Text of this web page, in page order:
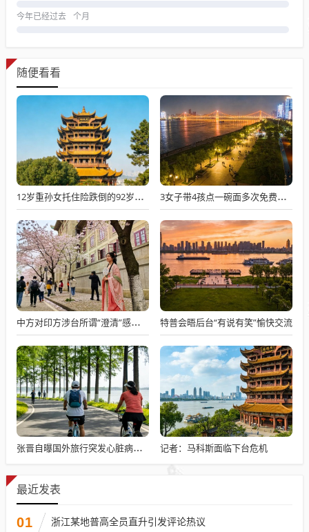
今年已经过去 个月
随便看看
12岁重孙女托住险跌倒的92岁太爷爷 3女子带4孩点一碗面多次免费续面
中方对印方涉台所谓“澄清”感到意外 特普会晤后台“有说有笑”愉快交流
张晋自曝国外旅行突发心脏病险丧命 记者：马科斯面临下台危机
最近发表
01 浙江某地普高全员直升引发评论热议